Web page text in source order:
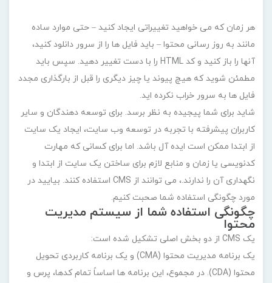
هر زمان که می خواهید تغییراتی ایجاد کنید – حتی موارد ساده
مانند به روز رسانی محتوا – باید فایل ها را از سرور دانلود کنید،
آنها را باز کنید و کد HTML را با دست تغییر دهید. سپس باید
مطمئن شوید که هیچ پیوند یا چیز دیگری را قبل از بارگذاری مجدد
فایل ها به سرور خراب نکرده اید.
شاید برای شما پیجیده به نظر برسد. برای توسعه دهندگان و سایر
کاربران پیشرفته با تجربه در توسعه وب سایت، ایجاد یک سایت
از ابتدا ممکن است ایده آل باشد. اما برای کسانی که مهارت
کدنویسی یا زمان و منابع لازم برای ساختن یک سایت از ابتدا و
نگهداری آن را ندارند.، می توانند از CMS استفاده کنند. بیایید در
مورد چگونگی استفاده شما صحبت کنیم.
چگونگی استفاده شما از سیستم مدیریت
محتوا
یک CMS از دو بخش اصلی تشکیل شده است:
یک برنامه مدیریت محتوا (CMA) و یک برنامه کاربردی تحویل
محتوا (CDA). در مجموع، این برنامه ها اساساً تمام کدها، پرس و